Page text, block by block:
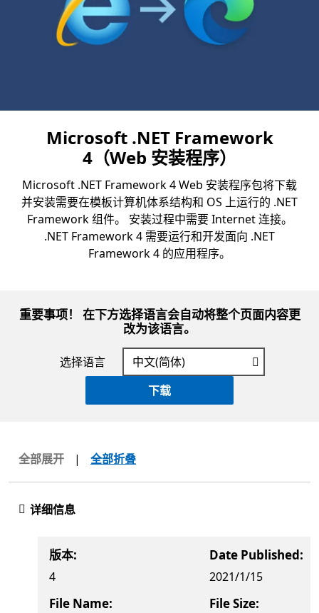
Microsoft .NET Framework
4（Web 安装程序）
Microsoft .NET Framework 4 Web 安装程序包将下载
并安装需要在模板计算机体系结构和 OS 上运行的 .NET
Framework 组件。 安装过程中需要 Internet 连接。
.NET Framework 4 需要运行和开发面向 .NET
Framework 4 的应用程序。
重要事项！ 在下方选择语言会自动将整个页面内容更
改为该语言。
选择语言
下载
全部展开 | 全部折叠
详细信息
版本:
4
Date Published:
2021/1/15
File Name: File Size: